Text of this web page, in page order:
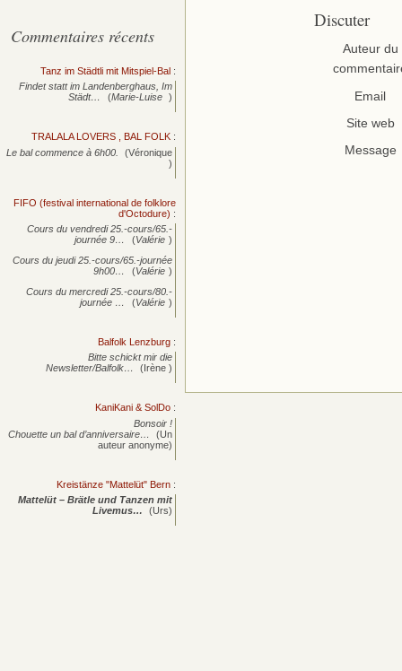
Discuter
Auteur du
Email
Site web
Message
Commentaires récents
Tanz im Städtli mit Mitspiel-Bal :
Findet statt im Landenberghaus, Im
Städt…
(Marie-Luise )
TRALALA LOVERS , BAL FOLK :
Le bal commence à 6h00.
(Véronique
)
FIFO (festival international de folklore
d'Octodure) :
Cours du vendredi 25.-cours/65.-
journée 9… (Valérie )
Cours du jeudi 25.-cours/65.-journée
9h00…
(Valérie )
Cours du mercredi 25.-cours/80.-
journée … (Valérie )
Balfolk Lenzburg :
Bitte schickt mir die
Newsletter/Balfolk…
(Irène )
KaniKani & SolDo :
Bonsoir !
Chouette un bal d’anniversaire…
(Un
auteur anonyme)
Kreistänze "Mattelüt" Bern :
Mattelüt – Brätle und Tanzen mit
Livemus…
(Urs)